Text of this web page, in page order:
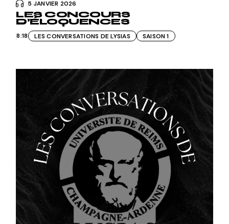
5 JANVIER 2026
LES CONCOURS
D’ÉLOQUENCES
8:18 LES CONVERSATIONS DE LYSIAS SAISON 1